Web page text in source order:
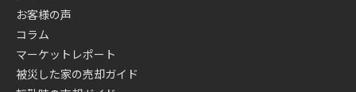
お客様の声
コラム
マーケットレポート
被災した家の売却ガイド